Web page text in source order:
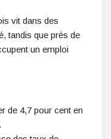
vit dans des
tandis que près de
un emploi
de 4,7 pour cent en